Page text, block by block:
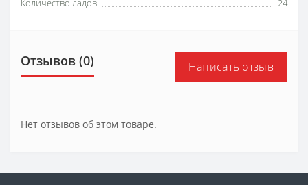
Количество ладов 24
Отзывов (0) Написать отзыв
Нет отзывов об этом товаре.